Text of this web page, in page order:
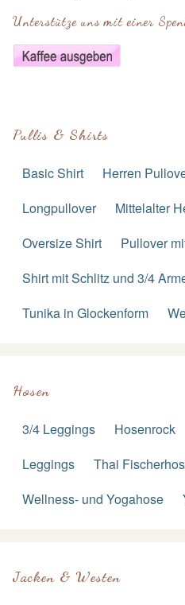
Unterstütze uns mit einer
Pullis & Shirts
Basic Shirt Herren
Longpullover
Mittelalter
Oversize Shirt
Pullover
Shirt mit Schlitz und 3/4
Tunika in Glockenform
Hosen
3/4 Leggings Hosenrock
Leggings
Thai
Wellness- und Yogahose
Jacken & Westen